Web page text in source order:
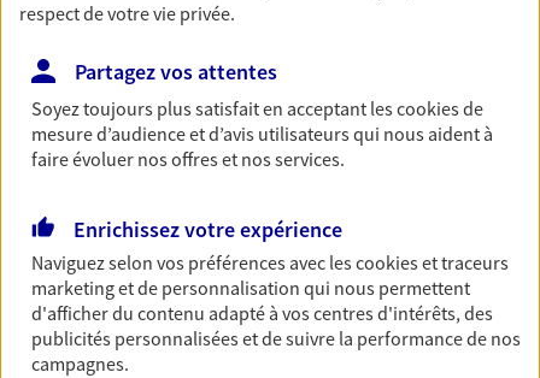
Épargne
immobilier, études des enfants ou voyage autour
du monde… Épargnez à votre rythme et
simplement, selon votre profil.
Préparez sereinement ce nouveau chapitre de
votre vie avec les conseils d'un expert. Découvrez
notre solution PER (Plan Epargne Retraite)
spécialement conçue pour la retraite.
respect de votre vie privée.
Partagez vos attentes
Soyez toujours plus satisfait en acceptant lescookiesde
mesure d’audience et d’avis utilisateurs qui nous aident à
faire évoluer nos offres et nos services.
Enrichissez votre expérience
Naviguez selon vos préférences avec lescookies et traceurs
marketing et de personnalisation qui nous permettent
d'afficher du contenu adapté à vos centres d'intérêts, des
publicités personnalisées et de suivre la performance de nos
campagnes.